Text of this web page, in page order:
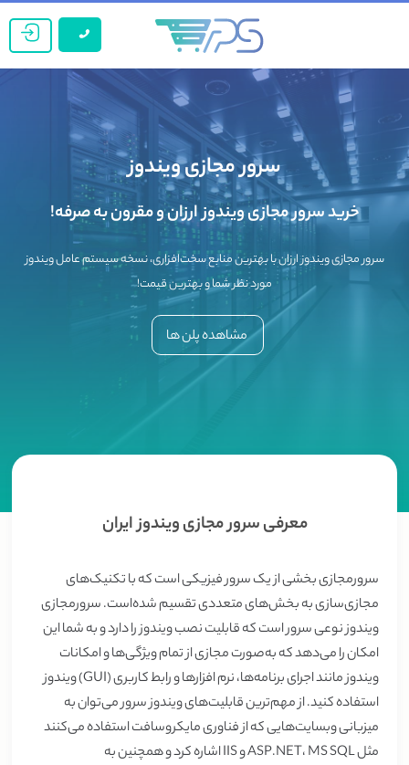
سرور مجازی ویندوز
خرید سرور مجازی ویندوز ارزان و مقرون به صرفه!
سرور مجازی ویندوز ارزان با بهترین منابع سخت‌افزاری، نسخه سیستم عامل ویندوز
مورد نظر شما و بهترین قیمت!
مشاهده پلن ها
معرفی سرور مجازی ویندوز ایران
سرور‌مجازی بخشی از یک سرور فیزیکی است که با تکنیک‌های
مجازی‌سازی به بخش‌های متعددی تقسیم شده‌است. سرور‌مجازی
ویندوز نوعی سرور است که قابلیت نصب ویندوز را دارد و به شما این
امکان را می‌دهد که به‌صورت مجازی از تمام ویژگی‌ها و امکانات
ویندوز مانند اجرای برنامه‌ها، نرم افزار‌ها و رابط کاربری (GUI) ویندوز
استفاده کنید. از مهم‌ترین قابلیت‌های ویندوز‌ سرور می‌توان به
میزبانی وبسایت‌هایی که از فناوری مایکروسافت استفاده می‌کنند
مثل ASP.NET، MS SQL و IIS اشاره کرد و همچنین به